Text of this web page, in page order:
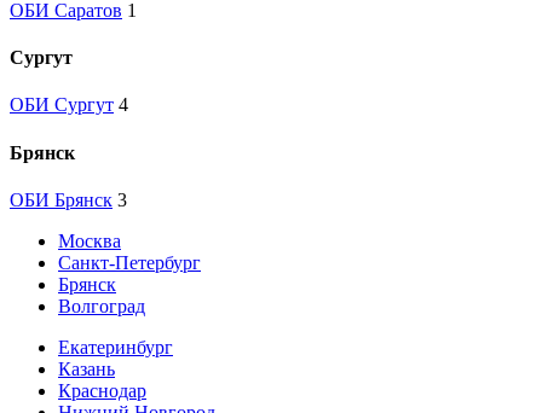
ОБИ Саратов 1
Сургут
ОБИ Сургут 4
Брянск
ОБИ Брянск 3
Москва
Санкт-Петербург
Брянск
Волгоград
Екатеринбург
Казань
Краснодар